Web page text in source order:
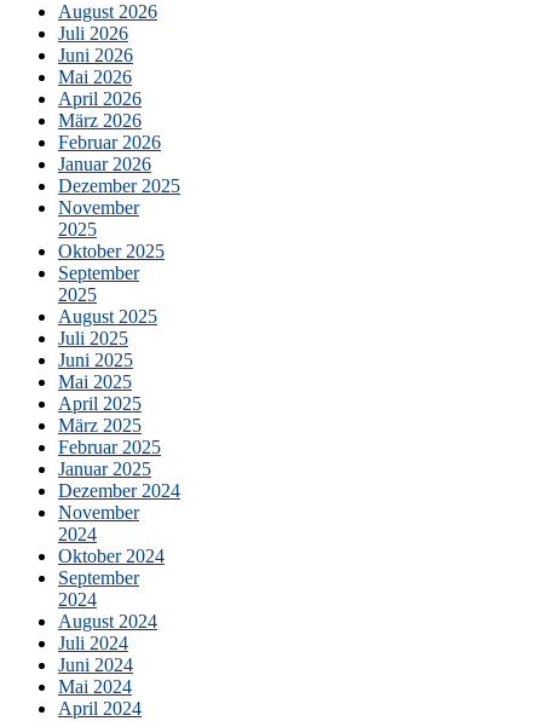
August 2026
Juli 2026
Juni 2026
Mai 2026
April 2026
März 2026
Februar 2026
Januar 2026
Dezember 2025
November
2025
Oktober 2025
September
2025
August 2025
Juli 2025
Juni 2025
Mai 2025
April 2025
März 2025
Februar 2025
Januar 2025
Dezember 2024
November
2024
Oktober 2024
September
2024
August 2024
Juli 2024
Juni 2024
Mai 2024
April 2024